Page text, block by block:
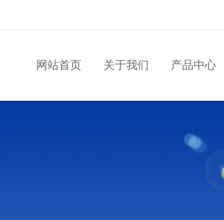
网站首页 关于我们 产品中心